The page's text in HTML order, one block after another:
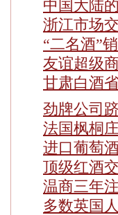
中国大陆
浙江市场
“二名酒”
友谊超级
甘肃白酒
劲牌公司
法国枫桐
进口葡萄
顶级红酒
温商三年
多数英国